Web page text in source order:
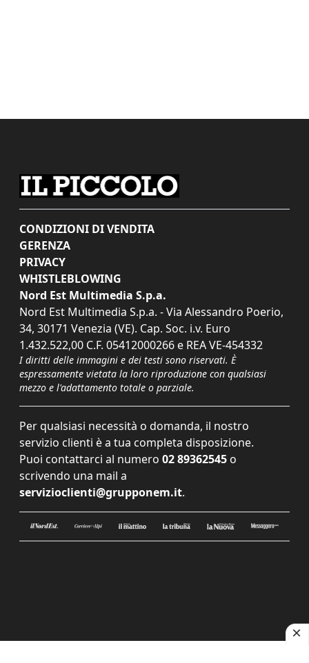
CONDIZIONI DI VENDITA
GERENZA
PRIVACY
WHISTLEBLOWING
Nord Est Multimedia S.p.a.
Nord Est Multimedia S.p.a. - Via Alessandro Poerio,
34, 30171 Venezia (VE). Cap. Soc. i.v. Euro
1.432.522,00 C.F. 05412000266 e REA VE-454332
I diritti delle immagini e dei testi sono riservati. È
espressamente vietata la loro riproduzione con qualsiasi
mezzo e l'adattamento totale o parziale.
Per qualsiasi necessità o domanda, il nostro
servizio clienti è a tua completa disposizione.
Puoi contattarci al numero 02 89362545 o
scrivendo una mail a
servizioclienti@grupponem.it.